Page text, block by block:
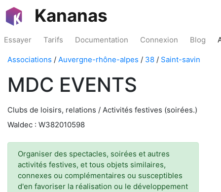
Kananas
Essayer Tarifs Documentation Connexion Blog
Associations / Auvergne-rhône-alpes / 38 / Saint-savin
MDC EVENTS
Clubs de loisirs, relations / Activités festives (soirées.)
Waldec : W382010598
Organiser des spectacles, soirées et autres
activités festives, et tous objets similaires,
connexes ou complémentaires ou susceptibles
d'en favoriser la réalisation ou le développement